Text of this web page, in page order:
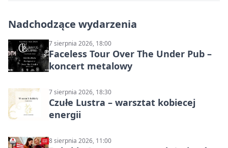
Nadchodzące wydarzenia
7 sierpnia 2026, 18:00
Faceless Tour Over The Under Pub –
koncert metalowy
7 sierpnia 2026, 18:30
Czułe Lustra – warsztat kobiecej
energii
8 sierpnia 2026, 11:00